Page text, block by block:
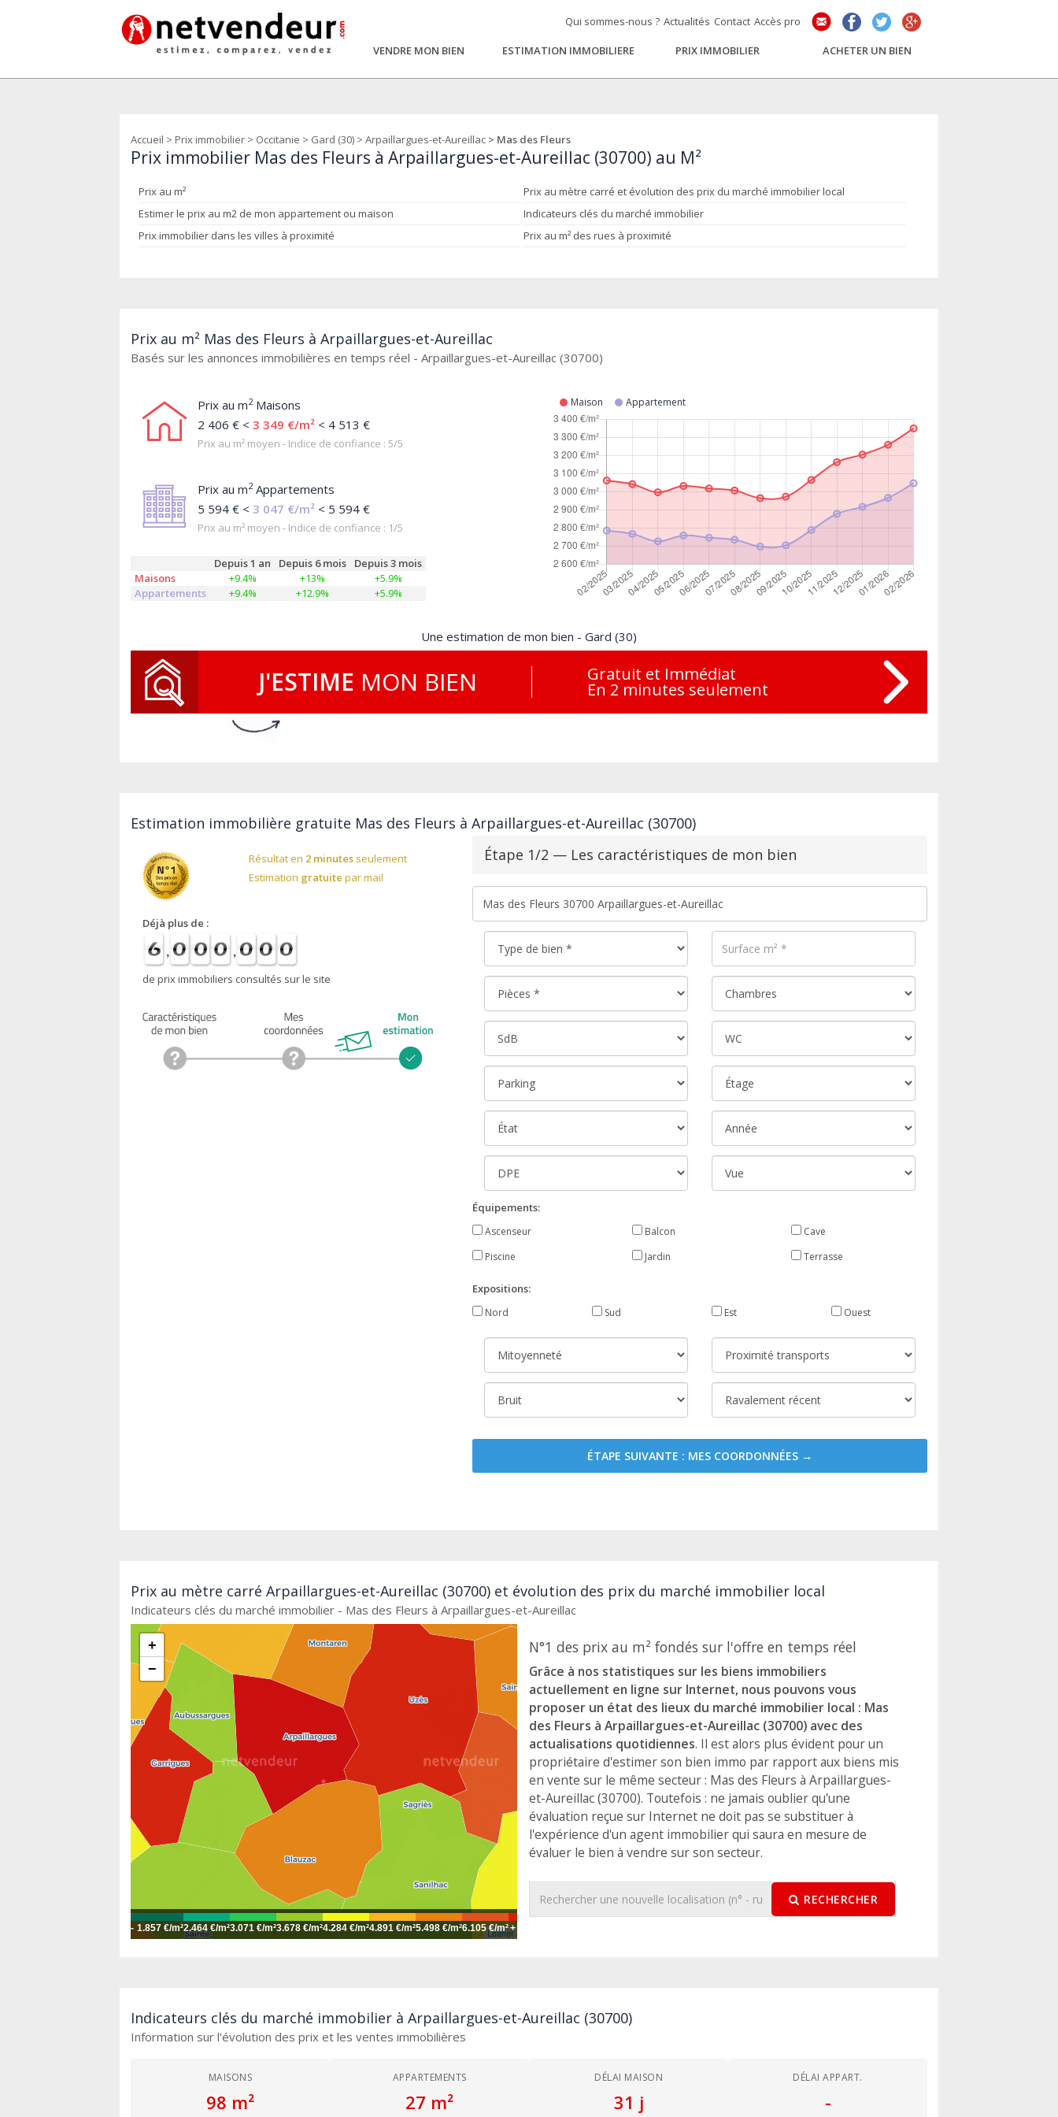
Qui sommes-nous ? Actualités Contact Accès pro
VENDRE MON BIEN ESTIMATION IMMOBILIERE PRIX IMMOBILIER ACHETER UN BIEN
Accueil > Prix immobilier > Occitanie > Gard (30) > Arpaillargues-et-Aureillac > Mas des Fleurs
Prix immobilier Mas des Fleurs à Arpaillargues-et-Aureillac (30700) au M²
Prix au m²
Prix au mètre carré et évolution des prix du marché immobilier local
Estimer le prix au m2 de mon appartement ou maison
Indicateurs clés du marché immobilier
Prix immobilier dans les villes à proximité
Prix au m² des rues à proximité
Prix au m² Mas des Fleurs à Arpaillargues-et-Aureillac
Basés sur les annonces immobilières en temps réel - Arpaillargues-et-Aureillac (30700)
Prix au m2Maisons
2 406 € < 3 349 €/m² < 4 513 €
Prix au m² moyen - Indice de confiance : 5/5
Prix au m2Appartements
5 594 € < 3 047 €/m² < 5 594 €
Prix au m² moyen - Indice de confiance : 1/5
Depuis 1 an Depuis 6 mois
Depuis 3 mois
Maisons
+9.4% +13%
+5.9%
Appartements
+9.4% +12.9% +5.9%
Maison Appartement
Une estimation de mon bien - Gard (30)
J'ESTIME MON BIEN Gratuit et Immédiat
En 2 minutes seulement
Estimation immobilière gratuite Mas des Fleurs à Arpaillargues-et-Aureillac (30700)
Résultat en 2 minutesseulement
Estimation gratuite par mail
Déjà plus de :
de prix immobiliers consultés sur le site
Étape 1/2 — Les caractéristiques de mon bien
Équipements:
Ascenseur Balcon
Cave
Piscine
Jardin Terrasse
Expositions:
Nord Sud Est Ouest
ÉTAPE SUIVANTE : MES COORDONNÉES →
Prix au mètre carré Arpaillargues-et-Aureillac (30700) et évolution des prix du marché immobilier local
Indicateurs clés du marché immobilier - Mas des Fleurs à Arpaillargues-et-Aureillac
+
−
Leaflet
- 1.857 €/m²2.464 €/m²3.071 €/m²3.678 €/m²4.284 €/m²4.891 €/m²5.498 €/m²6.105 €/m²+
N°1 des prix au m² fondés sur l'offre en temps réel
Grâce à nos statistiques sur les biens immobiliers
actuellement en ligne sur Internet, nous pouvons vous
proposer un état des lieux du marché immobilier local : Mas
des Fleurs à Arpaillargues-et-Aureillac (30700) avec des
actualisations quotidiennes. Il est alors plus évident pour un
propriétaire d'estimer son bien immo par rapport aux biens mis
en vente sur le même secteur : Mas des Fleurs à Arpaillargues-
et-Aureillac (30700). Toutefois : ne jamais oublier qu'une
évaluation reçue sur Internet ne doit pas se substituer à
l'expérience d'un agent immobilier qui saura en mesure de
évaluer le bien à vendre sur son secteur.
RECHERCHER
Indicateurs clés du marché immobilier à Arpaillargues-et-Aureillac (30700)
Information sur l'évolution des prix et les ventes immobilières
MAISONS
98 m²
APPARTEMENTS
27 m²
DÉLAI MAISON
31 j
DÉLAI APPART.
-